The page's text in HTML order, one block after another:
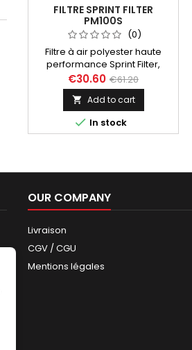
FILTRE SPRINT FILTER
PM100S
(0)
Filtre à air polyester haute
performance Sprint Filter,
référence PM100S pour Suzuki
GSF 600 Bandit (95-99), GSXR
750 W (92-95)
€30.60 €61.20
 Add to cart
 In stock
OUR COMPANY
Livraison
CGV / CGU
Mentions légales